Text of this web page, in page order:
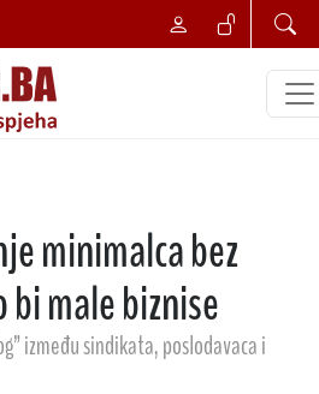
minimalca bez
male biznise
između sindikata, poslodavaca i